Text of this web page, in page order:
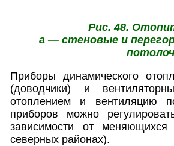
Рис. 48.
а — стеновые и
Приборы динамического
(доводчики) и
отоплением и вентиляцию
приборов можно
зависимости от меняющихся
северных районах).